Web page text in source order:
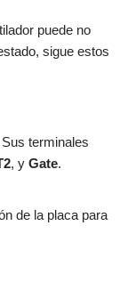
puede no
sigue estos
terminales
, y Gate.
de la placa para